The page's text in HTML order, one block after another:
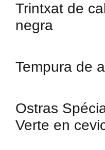
Trintxat de
negra
Tempura de
Ostras
Verte en